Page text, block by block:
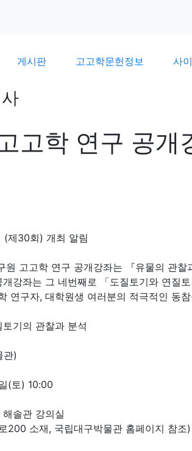
게시판 고고학문헌정보 사
고학 연구 공개
(제30회) 개최 알림
고고학 연구 공개강좌는 『유물의 관
강좌는 그 네번째로 「도질토기와 연질
연구자, 대학원생 여러분의 적극적인 동
기의 관찰과 분석
관)
(토) 10:00
솔관 강의실
200 소재, 국립대구박물관 홈페이지 참조)